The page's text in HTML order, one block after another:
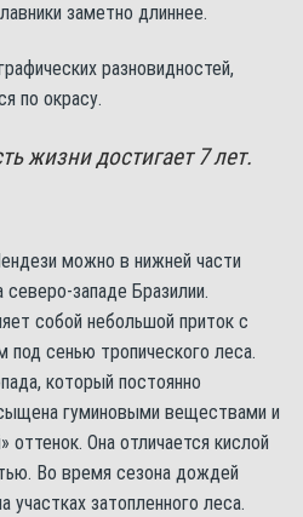
заметно длиннее.
разновидностей,
по окрасу.
жизни достигает 7 лет.
можно в нижней части
западе Бразилии.
собой небольшой приток с
сенью тропического леса.
который постоянно
гуминовыми веществами и
оттенок. Она отличается кислой
Во время сезона дождей
затопленного леса.